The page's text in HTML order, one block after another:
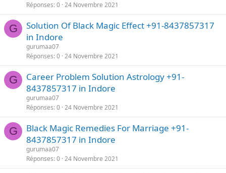
Réponses 0 24 Novembre 2021
G
Solution Of Black Magic Effect +91-8437857317
in Indore
gurumaa07
Réponses 0 24 Novembre 2021
G
Career Problem Solution Astrology +91-
8437857317 in Indore
gurumaa07
Réponses 0 24 Novembre 2021
G
Black Magic Remedies For Marriage +91-
8437857317 in Indore
gurumaa07
Réponses 0 24 Novembre 2021